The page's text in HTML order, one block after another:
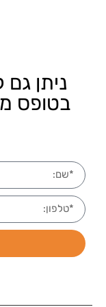
ניתן
בטופס